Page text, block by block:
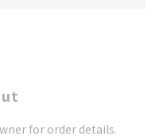
for order details.